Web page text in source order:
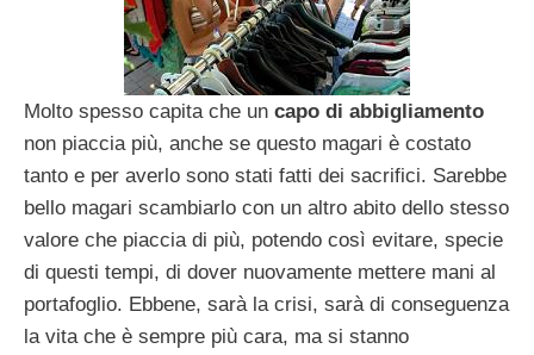
Molto spesso capita che un capo di abbigliamento
non piaccia più, anche se questo magari è costato
tanto e per averlo sono stati fatti dei sacrifici. Sarebbe
bello magari scambiarlo con un altro abito dello stesso
valore che piaccia di più, potendo così evitare, specie
di questi tempi, di dover nuovamente mettere mani al
portafoglio. Ebbene, sarà la crisi, sarà di conseguenza
la vita che è sempre più cara, ma si stanno